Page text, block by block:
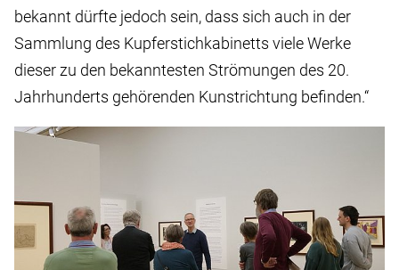
bekannt dürfte jedoch sein, dass sich auch in der
Sammlung des Kupferstichkabinetts viele Werke
dieser zu den bekanntesten Strömungen des 20.
Jahrhunderts gehörenden Kunstrichtung befinden.“